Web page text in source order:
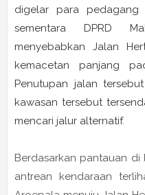
digelar para
sementara DPRD
menyebabkan Jalan
kemacetan panjang
Penutupan jalan
kawasan tersebut
mencari jalur alternatif.
Berdasarkan pantauan di
antrean kendaraan